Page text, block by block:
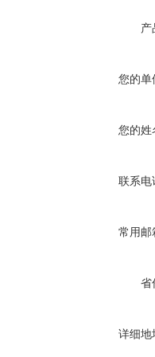
产
您的单
您的姓
联系电
常用邮
省
详细地